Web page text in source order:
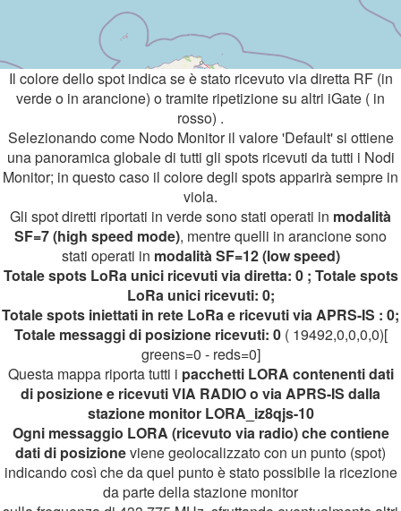
Il colore dello spot indica se è stato ricevuto via diretta RF (in
verde o in arancione) o tramite ripetizione su altri iGate ( in
rosso) .
Selezionando come Nodo Monitor il valore 'Default' si ottiene
una panoramica globale di tutti gli spots ricevuti da tutti i Nodi
Monitor; in questo caso il colore degli spots apparirà sempre in
viola.
Gli spot diretti riportati in verde sono stati operati in modalità
SF=7 (high speed mode), mentre quelli in arancione sono
stati operati in modalità SF=12 (low speed)
Totale spots LoRa unici ricevuti via diretta: 0 ; Totale spots
LoRa unici ricevuti: 0;
Totale spots iniettati in rete LoRa e ricevuti via APRS-IS : 0;
Totale messaggi di posizione ricevuti: 0( 19492,0,0,0,0)[
greens=0 - reds=0]
Questa mappa riporta tutti i pacchetti LORA contenenti dati
di posizione e ricevuti VIA RADIO o via APRS-IS dalla
stazione monitor LORA_iz8qjs-10
Ogni messaggio LORA (ricevuto via radio) che contiene
dati di posizioneviene geolocalizzato con un punto (spot)
indicando così che da quel punto è stato possibile la ricezione
da parte della stazione monitor